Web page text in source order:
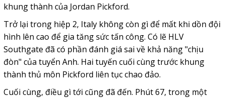
khung thành của Jordan Pickford.
Trở lại trong hiệp 2, Italy không còn gì để mất khi dồn đội
hình lên cao để gia tăng sức tấn công. Có lẽ HLV
Southgate đã có phần đánh giá sai về khả năng "chịu
đòn" của tuyển Anh. Hai tuyến cuối cùng trước khung
thành thủ môn Pickford liên tục chao đảo.
Cuối cùng, điều gì tới cũng đã đến. Phút 67, trong một